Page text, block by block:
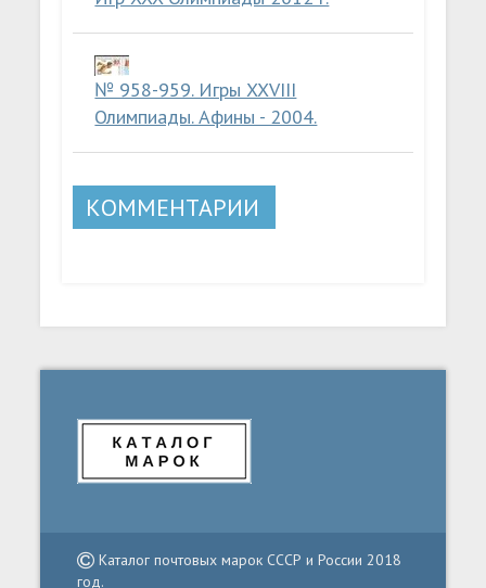
№ 958-959. Игры XXVIII
Олимпиады. Афины - 2004.
КОММЕНТАРИИ
Каталог почтовых марок СССР и России 2018
год.